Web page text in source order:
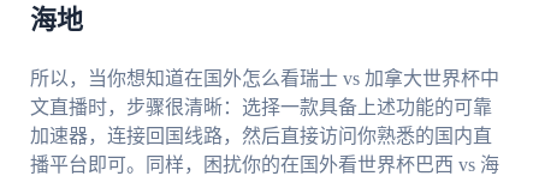
海地
所以，当你想知道在国外怎么看瑞士 vs 加拿大世界杯中
文直播时，步骤很清晰：选择一款具备上述功能的可靠
加速器，连接回国线路，然后直接访问你熟悉的国内直
播平台即可。同样，困扰你的在国外看世界杯巴西 vs 海